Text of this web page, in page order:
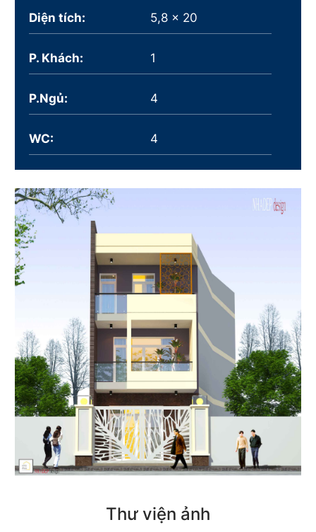
Diện tích: 5,8 x 20
P. Khách: 1
P.Ngủ: 4
WC: 4
Thư viện ảnh